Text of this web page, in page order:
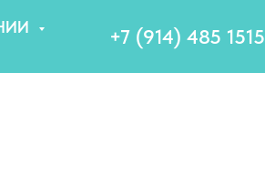
+7 (914) 485 1515